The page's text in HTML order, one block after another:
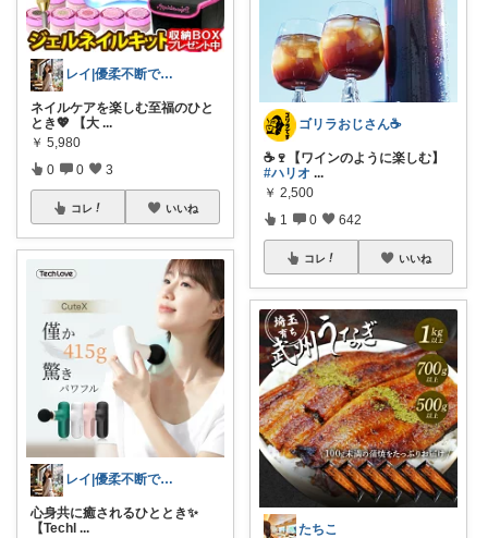
レイ|優柔不断で選べない🥲
ネイルケアを楽しむ至福のひと
とき💖 【大 ...
￥ 5,980
0 0 3
コレ いいね
レイ|優柔不断で選べない🥲
心身共に癒されるひととき✨
【Techl ...
ゴリラおじさん☕️
☕️🍷【ワインのように楽しむ】
#ハリオ ...
￥ 2,500
1 0 642
コレ いいね
たちこ